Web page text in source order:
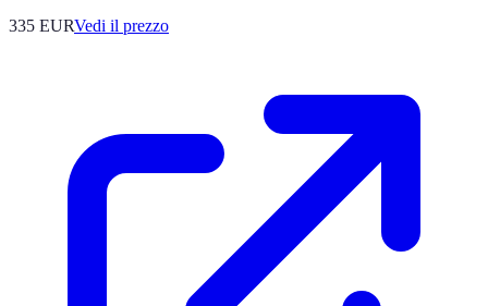
335 EURVedi il prezzo